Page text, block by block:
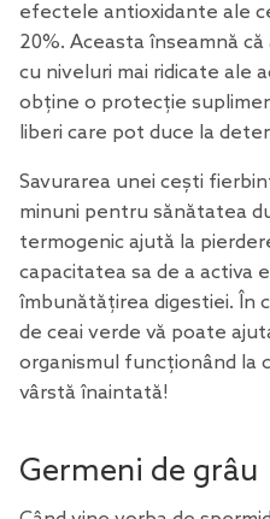
efectele antioxidante ale
20%. Aceasta înseamnă
cu niveluri mai ridicate ale
obține o protecție
liberi care pot duce la
Savurarea unei cești
minuni pentru sănătatea
termogenic ajută la
capacitatea sa de a activa
îmbunătățirea digestiei. În
de ceai verde vă poate
organismul funcționând la
vârstă înaintată!
Germeni de grâu